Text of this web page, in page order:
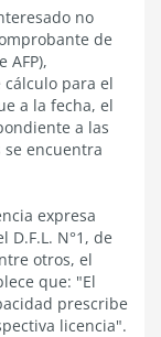
no
de
AFP),
para el
a la fecha, el
a las
encuentra
expresa
N°1, de
otros, el
que: "El
prescribe
licencia".